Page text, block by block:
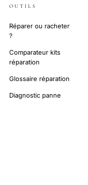
OUTILS
Réparer ou racheter
?
Comparateur kits
réparation
Glossaire réparation
Diagnostic panne